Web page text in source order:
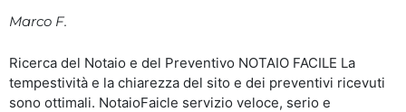
Marco F.
Ricerca del Notaio e del Preventivo NOTAIO FACILE La
tempestività e la chiarezza del sito e dei preventivi ricevuti
sono ottimali. NotaioFaicle servizio veloce, serio e